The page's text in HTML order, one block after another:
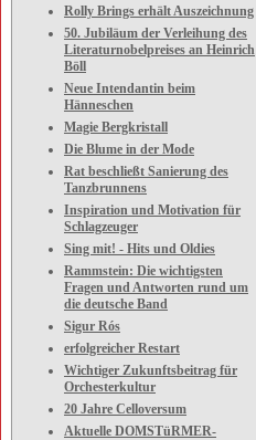
Rolly Brings erhält Auszeichnung
50. Jubiläum der Verleihung des
Literaturnobelpreises an Heinrich
Böll
Neue Intendantin beim
Hänneschen
Magie Bergkristall
Die Blume in der Mode
Rat beschließt Sanierung des
Tanzbrunnens
Inspiration und Motivation für
Schlagzeuger
Sing mit! - Hits und Oldies
Rammstein: Die wichtigsten
Fragen und Antworten rund um
die deutsche Band
Sigur Rós
erfolgreicher Restart
Wichtiger Zukunftsbeitrag für
Orchesterkultur
20 Jahre Celloversum
Aktuelle DOMSTüRMER-